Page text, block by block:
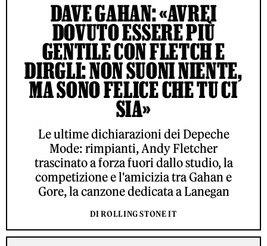
DAVE GAHAN: «AVREI
DOVUTO ESSERE PIÙ
GENTILE CON FLETCH E
DIRGLI: NON SUONI NIENTE,
MA SONO FELICE CHE TU CI
SIA»
Le ultime dichiarazioni dei Depeche
Mode: rimpianti, Andy Fletcher
trascinato a forza fuori dallo studio, la
competizione e l'amicizia tra Gahan e
Gore, la canzone dedicata a Lanegan
DI ROLLING STONE IT